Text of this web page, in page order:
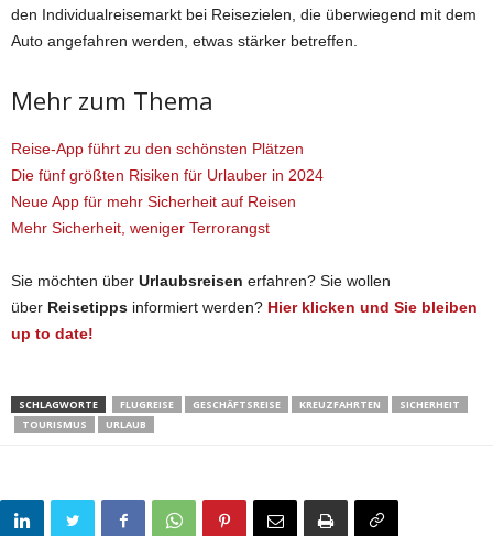
den Individualreisemarkt bei Reisezielen, die überwiegend mit dem
Auto angefahren werden, etwas stärker betreffen.
Mehr zum Thema
Reise-App führt zu den schönsten Plätzen
Die fünf größten Risiken für Urlauber in 2024
Neue App für mehr Sicherheit auf Reisen
Mehr Sicherheit, weniger Terrorangst
Sie möchten über Urlaubsreisen erfahren? Sie wollen
über Reisetipps informiert werden? Hier klicken und Sie bleiben
up to date!
SCHLAGWORTE FLUGREISE GESCHÄFTSREISE KREUZFAHRTEN
SICHERHEIT
TOURISMUS
URLAUB